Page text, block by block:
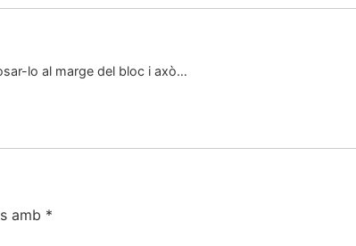
lo al marge del bloc i axò…
amb *